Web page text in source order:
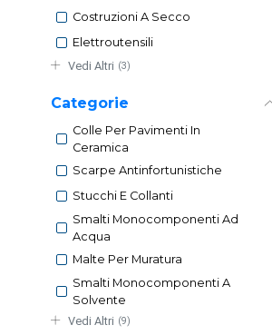
Costruzioni A Secco
Elettroutensili
Vedi Altri (3)
Categorie
Colle Per Pavimenti In
Ceramica
Scarpe Antinfortunistiche
Stucchi E Collanti
Smalti Monocomponenti Ad
Acqua
Malte Per Muratura
Smalti Monocomponenti A
Solvente
Vedi Altri (9)